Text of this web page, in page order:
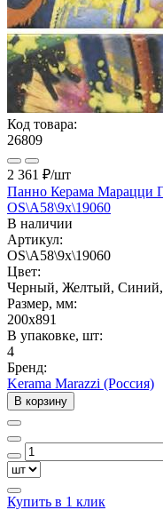
Код товара:
26809
2 361 ₽/шт
Панно Керама Марацци
OS\A58\9x\19060
В наличии
Артикул:
OS\A58\9x\19060
Цвет:
Черный, Желтый,
Размер, мм:
200x891
В упаковке, шт:
4
Бренд:
Kerama Marazzi (Россия)
В корзину
Купить в 1 клик